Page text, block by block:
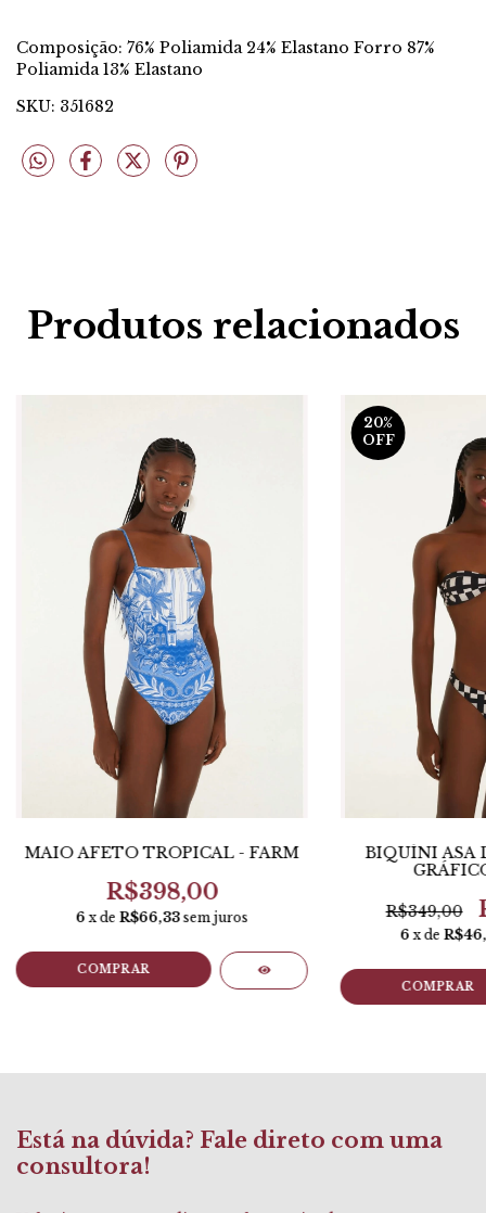
Composição: 76% Poliamida 24% Elastano Forro 87%
Poliamida 13% Elastano
SKU: 351682
Produtos relacionados
MAIÔ AFETO TROPICAL - FARM
R$398,00
6 x de R$66,33 sem juros
COMPRAR
20%
OFF
BIQUÍNI ASA
R$349,00
6 x de
COMPRAR
Está na dúvida? Fale direto com uma
consultora!